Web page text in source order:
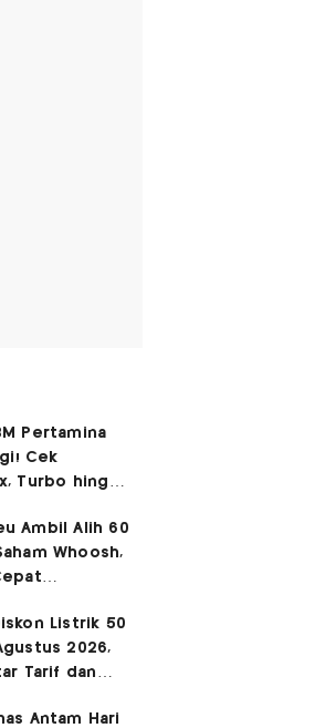
Pertamina
Cek
Turbo hingga
Ambil Alih 60
Whoosh,
Listrik 50
2026,
Tarif dan
Antam Hari